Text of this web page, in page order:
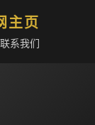
主页
联系我们